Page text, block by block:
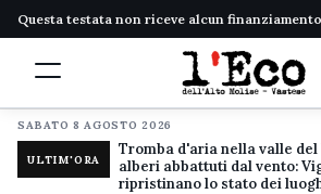
Questa testata non riceve alcun
SABATO 8 AGOSTO 2026
ULTIM'ORA
Tromba d'aria nella valle
alberi abbattuti dal vento:
ripristinano lo stato dei